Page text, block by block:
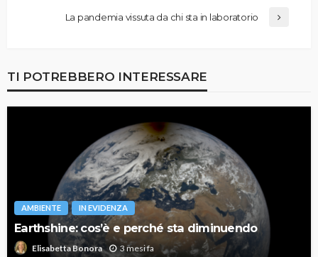
La pandemia vissuta da chi sta in laboratorio
TI POTREBBERO INTERESSARE
AMBIENTE IN EVIDENZA
Earthshine: cos’è e perché sta diminuendo
Elisabetta Bonora 3 mesi fa